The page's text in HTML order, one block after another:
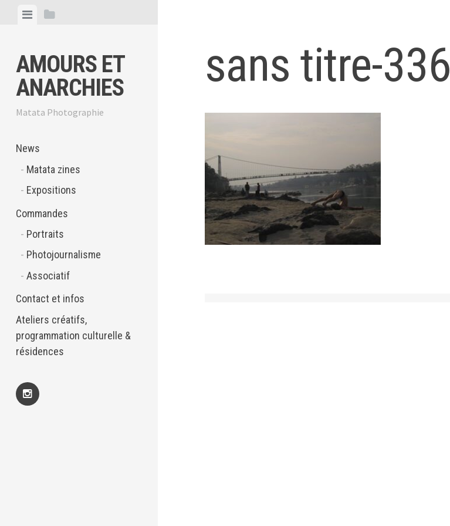
ViewView
AMOURS ET
ANARCHIES
Matata Photographie
News
Matata zines
Expositions
Commandes
Portraits
Photojournalisme
Associatif
Contact et infos
Ateliers créatifs,
programmation culturelle &
résidences
sans titre-336